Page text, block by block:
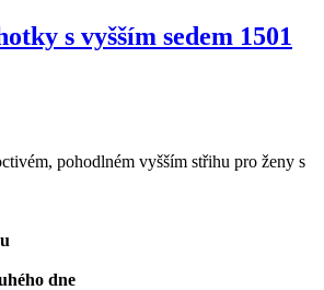
s vyšším sedem 1501
pohodlném vyšším střihu pro ženy s
dne